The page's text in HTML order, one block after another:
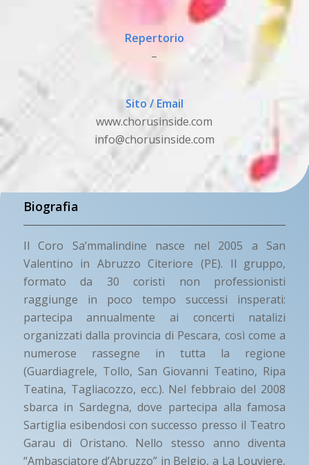
Repertorio
–
Sito / Email
www.chorusinside.com
info@chorusinside.com
Biografia
Il Coro Sa’mmalindine nasce nel 2005 a San
Valentino in Abruzzo Citeriore (PE). Il gruppo,
formato da 30 coristi non professionisti
raggiunge in poco tempo successi insperati:
partecipa annualmente ai concerti natalizi
organizzati dalla provincia di Pescara, così come a
numerose rassegne in tutta la regione
(Guardiagrele, Tollo, San Giovanni Teatino, Ripa
Teatina, Tagliacozzo, ecc.). Nel febbraio del 2008
sbarca in Sardegna, dove partecipa alla famosa
Sartiglia esibendosi con successo presso il Teatro
Garau di Oristano. Nello stesso anno diventa
“Ambasciatore d’Abruzzo” in Belgio, a La Louviere,